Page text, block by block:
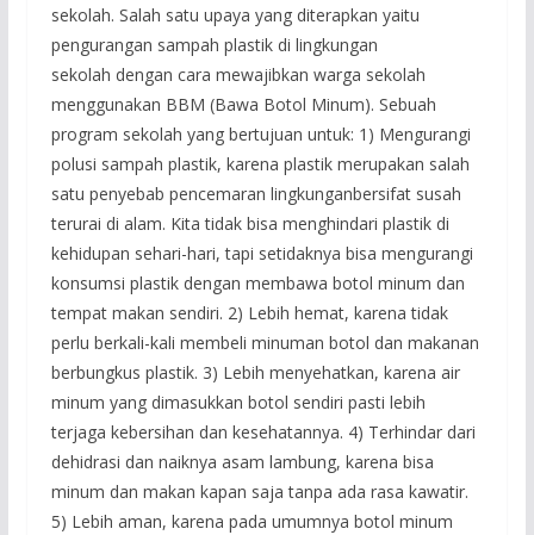
sekolah. Salah satu upaya yang diterapkan yaitu
pengurangan sampah plastik di lingkungan
sekolah dengan cara mewajibkan warga sekolah
menggunakan BBM (Bawa Botol Minum). Sebuah
program sekolah yang bertujuan untuk: 1) Mengurangi
polusi sampah plastik, karena plastik merupakan salah
satu penyebab pencemaran lingkunganbersifat susah
terurai di alam. Kita tidak bisa menghindari plastik di
kehidupan sehari-hari, tapi setidaknya bisa mengurangi
konsumsi plastik dengan membawa botol minum dan
tempat makan sendiri. 2) Lebih hemat, karena tidak
perlu berkali-kali membeli minuman botol dan makanan
berbungkus plastik. 3) Lebih menyehatkan, karena air
minum yang dimasukkan botol sendiri pasti lebih
terjaga kebersihan dan kesehatannya. 4) Terhindar dari
dehidrasi dan naiknya asam lambung, karena bisa
minum dan makan kapan saja tanpa ada rasa kawatir.
5) Lebih aman, karena pada umumnya botol minum